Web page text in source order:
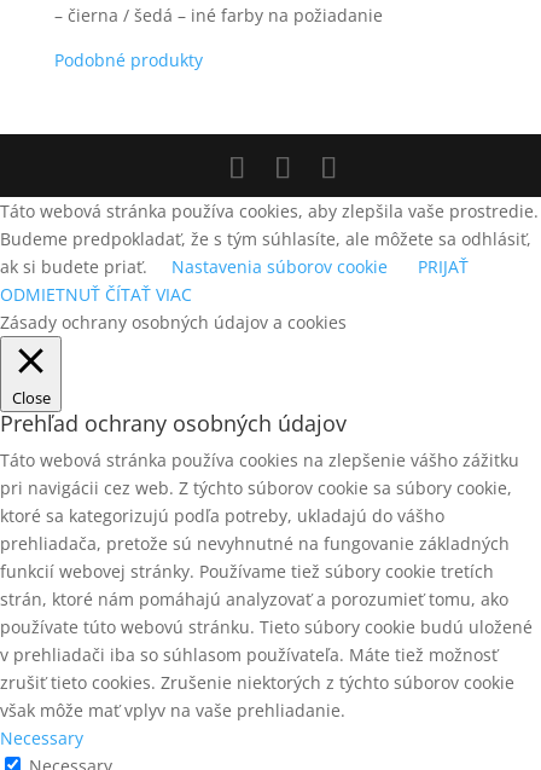
– čierna / šedá – iné farby na požiadanie
Podobné produkty
Táto webová stránka používa cookies, aby zlepšila vaše prostredie.
Budeme predpokladať, že s tým súhlasíte, ale môžete sa odhlásiť,
ak si budete priať.
Nastavenia súborov cookie
PRIJAŤ
ODMIETNUŤ ČÍTAŤ VIAC
Zásady ochrany osobných údajov a cookies
Close
Prehľad ochrany osobných údajov
Táto webová stránka používa cookies na zlepšenie vášho zážitku
pri navigácii cez web. Z týchto súborov cookie sa súbory cookie,
ktoré sa kategorizujú podľa potreby, ukladajú do vášho
prehliadača, pretože sú nevyhnutné na fungovanie základných
funkcií webovej stránky. Používame tiež súbory cookie tretích
strán, ktoré nám pomáhajú analyzovať a porozumieť tomu, ako
používate túto webovú stránku. Tieto súbory cookie budú uložené
v prehliadači iba so súhlasom používateľa. Máte tiež možnosť
zrušiť tieto cookies. Zrušenie niektorých z týchto súborov cookie
však môže mať vplyv na vaše prehliadanie.
Necessary